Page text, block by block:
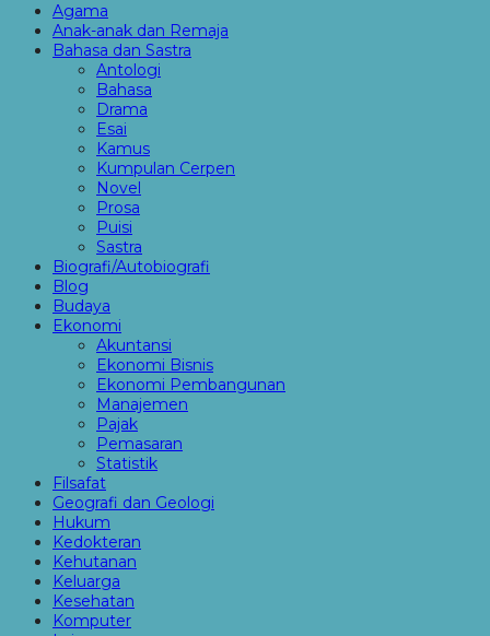
Agama
Anak-anak dan Remaja
Bahasa dan Sastra
Antologi
Bahasa
Drama
Esai
Kamus
Kumpulan Cerpen
Novel
Prosa
Puisi
Sastra
Biografi/Autobiografi
Blog
Budaya
Ekonomi
Akuntansi
Ekonomi Bisnis
Ekonomi Pembangunan
Manajemen
Pajak
Pemasaran
Statistik
Filsafat
Geografi dan Geologi
Hukum
Kedokteran
Kehutanan
Keluarga
Kesehatan
Komputer